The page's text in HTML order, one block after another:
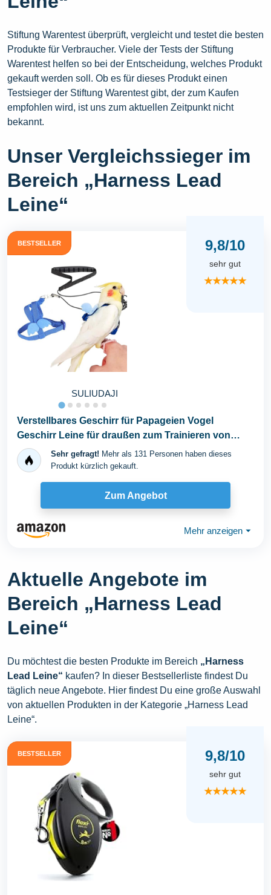
Stiftung Warentest überprüft, vergleicht und testet die besten
Produkte für Verbraucher. Viele der Tests der Stiftung
Warentest helfen so bei der Entscheidung, welches Produkt
gekauft werden soll. Ob es für dieses Produkt einen
Testsieger der Stiftung Warentest gibt, der zum Kaufen
empfohlen wird, ist uns zum aktuellen Zeitpunkt nicht
bekannt.
Unser Vergleichssieger im
Bereich „Harness Lead
Leine“
BESTSELLER
SULIUDAJI
9,8/10
sehr gut
★★★★★
Verstellbares Geschirr für Papageien Vogel
Geschirr Leine für draußen zum Trainieren von
Fliegen...Sehr gefragt! Mehr als 131 Personen haben dieses
Produkt kürzlich gekauft.
Zum Angebot
Mehr anzeigen ⏷
Aktuelle Angebote im
Bereich „Harness Lead
Leine“
Du möchtest die besten Produkte im Bereich „Harness
Lead Leine“ kaufen? In dieser Bestsellerliste findest Du
täglich neue Angebote. Hier findest Du eine große Auswahl
von aktuellen Produkten in der Kategorie „Harness Lead
Leine“.
BESTSELLER 9,8/10
sehr gut
★★★★★